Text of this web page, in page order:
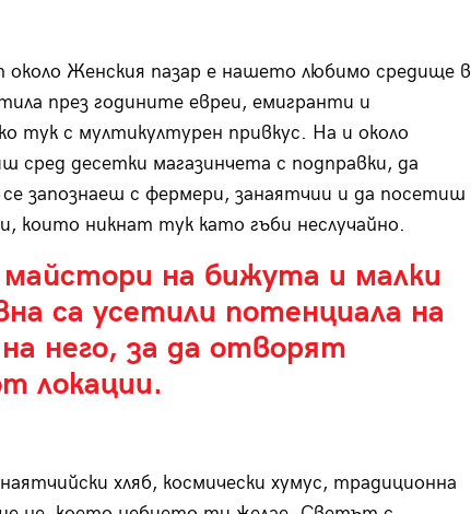
Женския пазар е нашето любимо средище в
през годините евреи, емигранти и
тук с мултикултурен привкус. На и около
сред десетки магазинчета с подправки, да
запознаеш с фермери, занаятчии и да посетиш
които никнат тук като гъби неслучайно.
на бижута и малки
са усетили потенциала на
него, за да отворят
локации.
хляб, космически хумус, традиционна